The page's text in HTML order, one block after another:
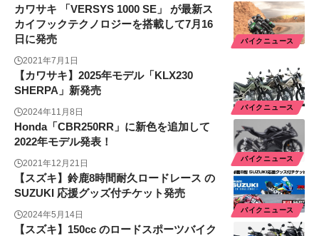
バイクニュース
カワサキ 「VERSYS 1000 SE」 が最新ス
カイフックテクノロジーを搭載して7月16
日に発売
2021年7月1日
バイクニュース
【カワサキ】2025年モデル「KLX230
SHERPA」新発売
2024年11月8日
バイクニュース
Honda「CBR250RR」に新色を追加して
2022年モデル発表！
2021年12月21日
バイクニュース
【スズキ】鈴鹿8時間耐久ロードレース の
SUZUKI 応援グッズ付チケット発売
2024年5月14日
【スズキ】150cc のロードスポーツバイク